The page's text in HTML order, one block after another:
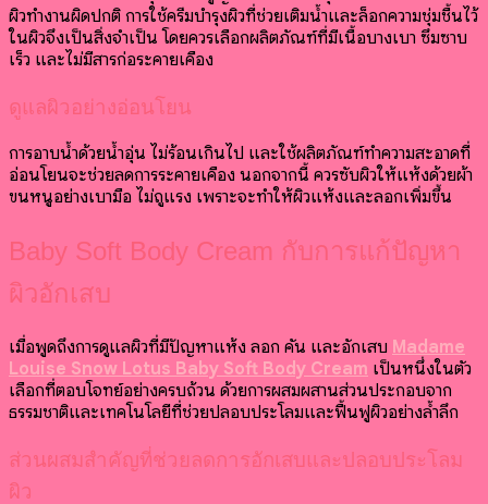
ผิวทำงานผิดปกติ การใช้ครีมบำรุงผิวที่ช่วยเติมน้ำและล็อกความชุ่มชื้นไว้
ในผิวจึงเป็นสิ่งจำเป็น โดยควรเลือกผลิตภัณฑ์ที่มีเนื้อบางเบา ซึมซาบ
เร็ว และไม่มีสารก่อระคายเคือง
ดูแลผิวอย่างอ่อนโยน
การอาบน้ำด้วยน้ำอุ่น ไม่ร้อนเกินไป และใช้ผลิตภัณฑ์ทำความสะอาดที่
อ่อนโยนจะช่วยลดการระคายเคือง นอกจากนี้ ควรซับผิวให้แห้งด้วยผ้า
ขนหนูอย่างเบามือ ไม่ถูแรง เพราะจะทำให้ผิวแห้งและลอกเพิ่มขึ้น
Baby Soft Body Cream กับการแก้ปัญหา
ผิวอักเสบ
เมื่อพูดถึงการดูแลผิวที่มีปัญหาแห้ง ลอก คัน และอักเสบ Madame
Louise Snow Lotus Baby Soft Body Cream เป็นหนึ่งในตัว
เลือกที่ตอบโจทย์อย่างครบถ้วน ด้วยการผสมผสานส่วนประกอบจาก
ธรรมชาติและเทคโนโลยีที่ช่วยปลอบประโลมและฟื้นฟูผิวอย่างล้ำลึก
ส่วนผสมสำคัญที่ช่วยลดการอักเสบและปลอบประโลม
ผิว